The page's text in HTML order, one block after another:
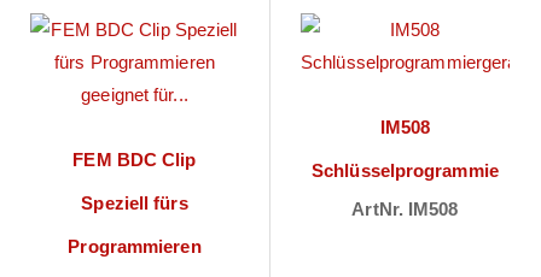
FEM BDC Clip
Speziell fürs
Programmieren
IM508
ArtNr. IM508